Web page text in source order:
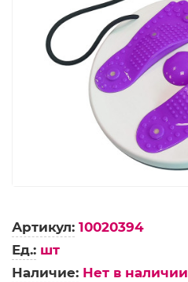
Артикул: 10020394
Ед.: шт
Наличие: Нет в наличии